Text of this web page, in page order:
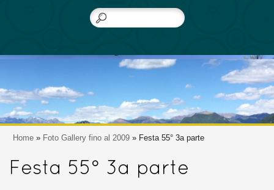
Home » Foto Gallery fino al 2009 » Festa 55° 3a parte
Festa 55° 3a parte